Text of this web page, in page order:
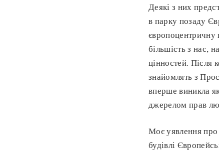
Деякі з них
в парку позаду
європоцентричну
більшість з нас,
цінностей. Після
знайомлять з
вперше виникла
джерелом прав
Моє уявлення
будівлі